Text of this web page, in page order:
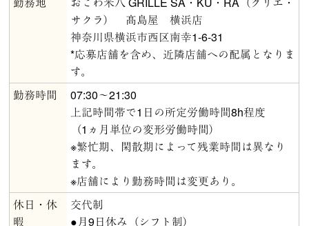
サクラ） 髙島屋 横浜店
神奈川県横浜市西区南幸1-6-31
*応募店舗を含め、近隣店舗への配属となりま
す。
勤務時間
07:30～21:30
上記時間帯で1日の所定労働時間8h程度
（1ヵ月単位の変形労働時間）
※繁忙期、閑散期によって残業時間は異なり
ます。
※店舗により勤務時間は変更あり。
休日・休
暇
交代制
●月9日休み（シフト制）